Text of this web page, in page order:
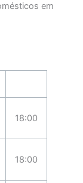
em
18:00
18:00